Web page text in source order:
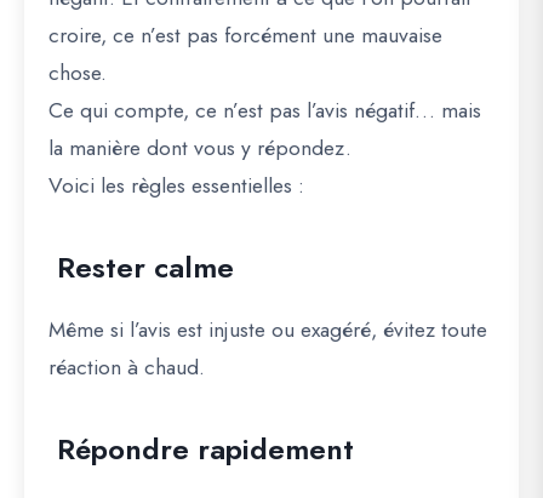
croire, ce n’est pas forcément une mauvaise
chose.
Ce qui compte, ce n’est pas l’avis négatif… mais
la manière dont vous y répondez.
Voici les règles essentielles :
Rester calme
Même si l’avis est injuste ou exagéré, évitez toute
réaction à chaud.
Répondre rapidement